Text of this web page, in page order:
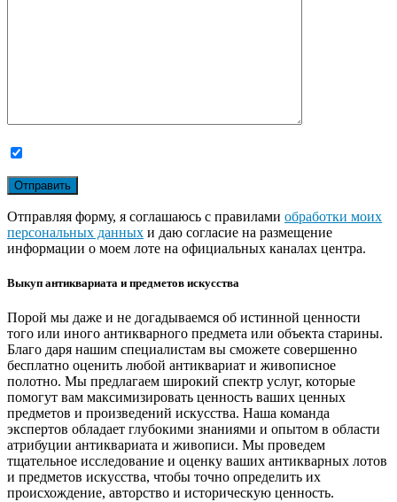
Отправляя форму, я соглашаюсь с правилами обработки моих
персональных данных и даю согласие на размещение
информации о моем лоте на официальных каналах центра.
Выкуп антиквариата и предметов искусства
Порой мы даже и не догадываемся об истинной ценности
того или иного антикварного предмета или объекта старины.
Благо даря нашим специалистам вы сможете совершенно
бесплатно оценить любой антиквариат и живописное
полотно. Мы предлагаем широкий спектр услуг, которые
помогут вам максимизировать ценность ваших ценных
предметов и произведений искусства. Наша команда
экспертов обладает глубокими знаниями и опытом в области
атрибуции антиквариата и живописи. Мы проведем
тщательное исследование и оценку ваших антикварных лотов
и предметов искусства, чтобы точно определить их
происхождение, авторство и историческую ценность.